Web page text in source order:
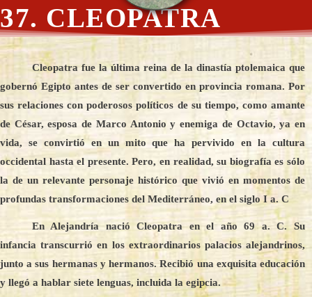
37. CLEOPATRA
Cleopatra fue la última reina de la dinastía ptolemaica que
gobernó Egipto antes de ser convertido en provincia romana. Por
sus relaciones con poderosos políticos de su tiempo, como amante
de César, esposa de Marco Antonio y enemiga de Octavio, ya en
vida, se convirtió en un mito que ha pervivido en la cultura
occidental hasta el presente. Pero, en realidad, su biografía es sólo
la de un relevante personaje histórico que vivió en momentos de
profundas transformaciones del Mediterráneo, en el siglo I a. C
En Alejandría nació Cleopatra en el año 69 a. C. Su
infancia transcurrió en los extraordinarios palacios alejandrinos,
junto a sus hermanas y hermanos. Recibió una exquisita educación
y llegó a hablar siete lenguas, incluida la egipcia.